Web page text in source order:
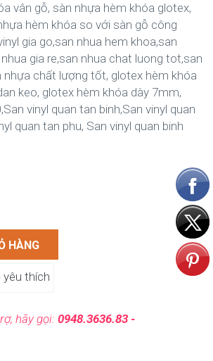
vân gỗ, sàn nhựa hèm khóa glotex,
hèm khóa so với sàn gỗ công
gia go,san nhua hem khoa,san
gia re,san nhua chat luong tot,san
nhựa chất lượng tốt, glotex hèm khóa
keo, glotex hèm khóa dày 7mm,
vinyl quan tan binh,San vinyl quan
quan tan phu, San vinyl quan binh
HÀNG
thích
hãy gọi: 0948.3636.83 -